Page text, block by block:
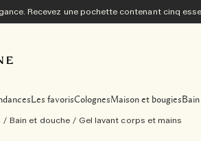
Recevez une pochette contenant cinq
Les favorisColognesMaison et bougies
/ Bain et douche / Gel lavant corps et mains